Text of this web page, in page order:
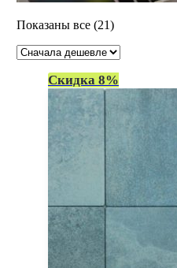
Показаны все (21)Цены:
возрастанию
Скидка 8%